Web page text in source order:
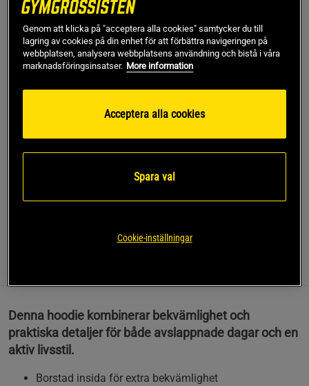
L
Lägg i varukorgen
Fri retur 14 dagars ångerrätt
SKU #10003879_ME005R | EAN7321465672667
Upplev stil och funktion med den mjuka och stilrena Centre
Denna hoodie kombinerar bekvämlighet och
praktiska detaljer för både avslappnade dagar och en
aktiv livsstil.
Borstad insida för extra bekvämlighet
Genom att klicka på "acceptera alla cookies" samtycker du till
lagring av cookies på din enhet för att förbättra navigeringen på
webbplatsen, analysera webbplatsens användning och bistå i våra
marknadsföringsinsatser. More information
Acceptera alla cookies
Spara val
Cookie-inställningar